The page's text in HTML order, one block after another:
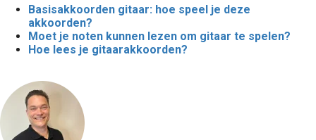
Basisakkoorden gitaar: hoe speel je deze
akkoorden?
Moet je noten kunnen lezen om gitaar te spelen?
Hoe lees je gitaarakkoorden?